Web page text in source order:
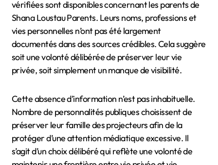
vérifiées sont disponibles concernant les parents de
Shana Loustau Parents. Leurs noms, professions et
vies personnelles n’ont pas été largement
documentés dans des sources crédibles. Cela suggère
soit une volonté délibérée de préserver leur vie
privée, soit simplement un manque de visibilité.
Cette absence d’information n’est pas inhabituelle.
Nombre de personnalités publiques choisissent de
préserver leur famille des projecteurs afin de la
protéger d’une attention médiatique excessive. Il
s’agit d’un choix délibéré qui reflète une volonté de